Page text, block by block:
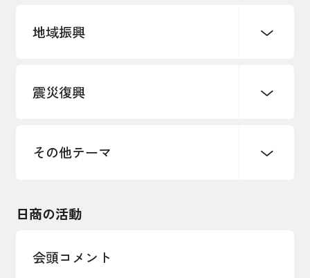
創業
事業承継・引継ぎ支援
雇用・労働・人材確保
地域振興
まちづくり
震災復興
令和６年能登半島地震関連
その他テーマ
インボイス制度
日商の活動
会頭コメント